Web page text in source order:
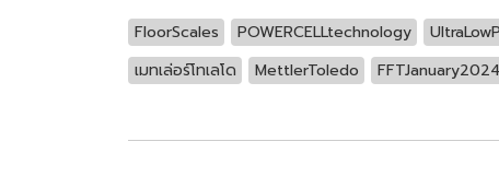
FloorScales POWERCELLtechnology
เมทเล่อร์โทเลโด
MettlerToledo FFTJanuary2024